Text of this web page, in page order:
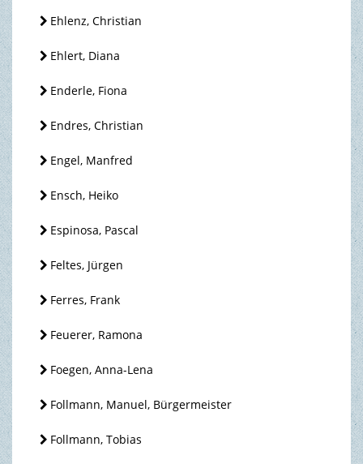
Ehlenz, Christian
Ehlert, Diana
Enderle, Fiona
Endres, Christian
Engel, Manfred
Ensch, Heiko
Espinosa, Pascal
Feltes, Jürgen
Ferres, Frank
Feuerer, Ramona
Foegen, Anna-Lena
Follmann, Manuel, Bürgermeister
Follmann, Tobias